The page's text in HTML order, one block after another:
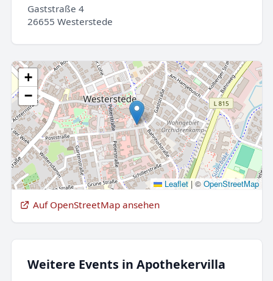
Gaststraße 4
26655 Westerstede
+
−
Leaflet |© OpenStreetMap
Auf OpenStreetMap ansehen
Weitere Events in Apothekervilla